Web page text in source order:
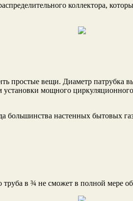
коллектора,
простые вещи. Диаметр патрубка
мощного
настенных бытовых
в ¾ не сможет в полной мере